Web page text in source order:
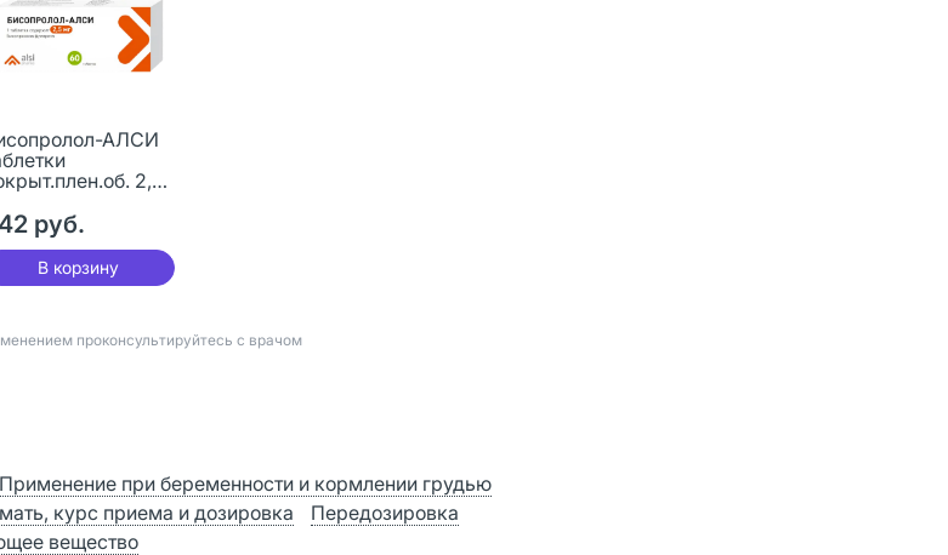
АЛСИ
2,5
руб.
В корзину
проконсультируйтесь с врачом
Применение при беременности и кормлении грудью
курс приема и дозировка
Передозировка
вещество